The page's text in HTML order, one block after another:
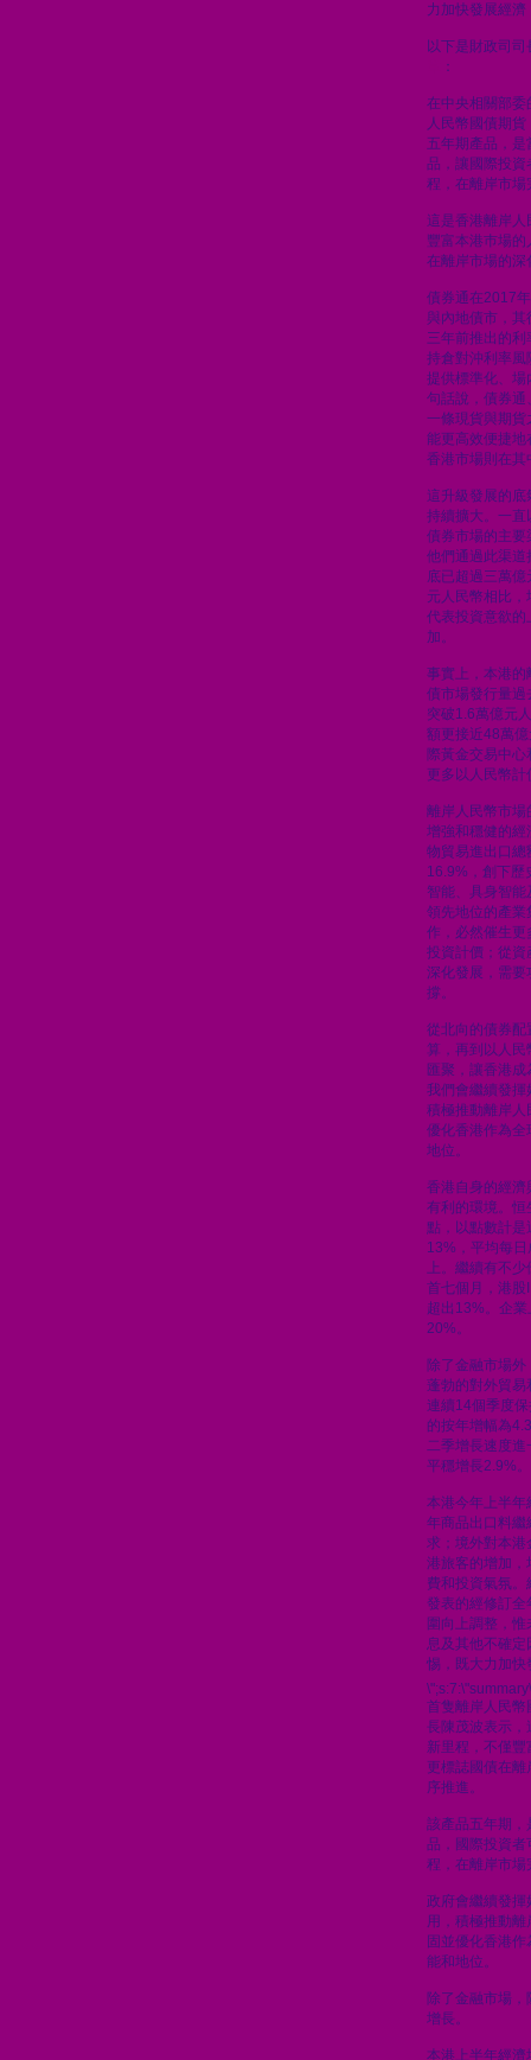
力加快發展經
以下是財政司
：
在中央相關部委
人民幣國債期
五年期產品，
品，讓國際投資
程，在離岸市場
這是香港離岸
豐富本港巿場
在離岸市場的深
債券通在2017
與內地債市，
三年前推出的
持倉對沖利率風
提供標準化、場
句話說，債券通
一條現貨與期貨
能更高效便捷地
香港市場則在其
這升級發展的
持續擴大。一直
債券市場的主要
他們通過此渠
底已超過三萬
元人民幣相比
代表投資意欲的
加。
事實上，本港的
債市場發行量過
突破1.6萬億元
額更接近48萬
際黃金交易中
更多以人民幣計
離岸人民幣市場
增強和穩健的經
物貿易進出口
16.9%，創下歷
智能、具身智
領先地位的產業
作，必然催生更
投資計價；從資
深化發展，需要
撐。
從北向的債券配
算，再到以人民
匯聚，讓香港
我們會繼續發揮
積極推動離岸人
優化香港作為全
地位。
香港自身的經濟
有利的環境。
點，以點數計
13%，平均每
上。繼續有不
首七個月，港股
超出13%。企
20%。
除了金融市場
蓬勃的對外貿易
連續14個季度
的按年增幅為
二季增長速度
平穩增長2.9%。
本港今年上半
年商品出口料繼
求；境外對本港
港旅客的增加，
費和投資氣氛
發表的經修訂全
圍向上調整，
息及其他不確定
惕，既大力加快
首隻離岸人民幣
長陳茂波表示，
新里程，不僅
更標誌國債在
序推進。
該產品五年期，
品，國際投資者
程，在離岸市場
政府會繼續發揮
用，積極推動
固並優化香港
能和地位。
除了金融市場
增長。
本港上半年經